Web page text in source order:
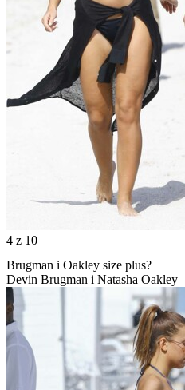
4 z 10
Brugman i Oakley size plus?
Devin Brugman i Natasha Oakley